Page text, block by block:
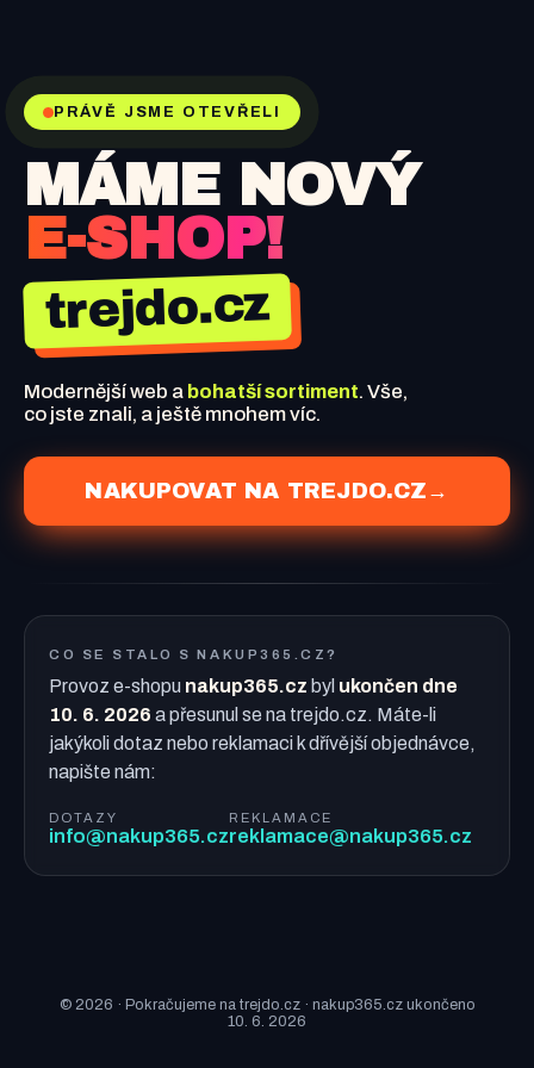
PRÁVĚ JSME OTEVŘELI
MÁME NOVÝ
E-SHOP!
trejdo.cz
Modernější web a bohatší sortiment. Vše,
co jste znali, a ještě mnohem víc.
NAKUPOVAT NA TREJDO.CZ →
CO SE STALO S NAKUP365.CZ?
Provoz e-shopu nakup365.cz byl ukončen dne
10. 6. 2026 a přesunul se na trejdo.cz. Máte-li
jakýkoli dotaz nebo reklamaci k dřívější objednávce,
napište nám:
DOTAZY
info@nakup365.cz
REKLAMACE
reklamace@nakup365.cz
© 2026 · Pokračujeme na trejdo.cz · nakup365.cz ukončeno
10. 6. 2026